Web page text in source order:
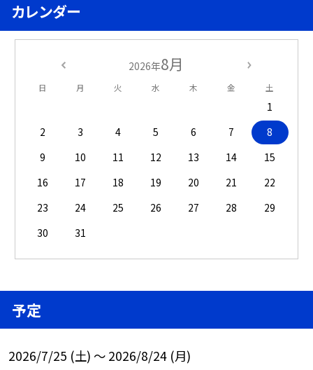
カレンダー
2026年8月
日 月 火 水 木 金 土
1
2
3 4 5 6 7
8
9
10 11 12 13 14
15
16
17 18 19 20 21
22
23
24 25 26 27 28
29
30
31
予定
2026/7/25 (土) ～ 2026/8/24 (月)